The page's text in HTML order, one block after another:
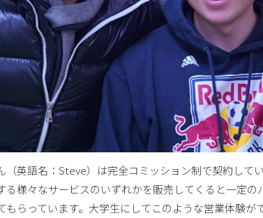
（英語名：Steve）は完全コミッション制で契約して
る様々なサービスのいずれかを販売してくると一定の
もらっています。大学生にしてこのような営業体験が